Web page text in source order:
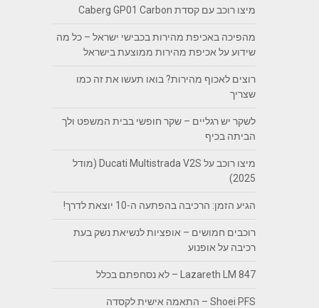
מיצו רוכב עם קסדת Caberg GP01 Carbon
מהפיכה באכיפת מהירות בכבישי ישראל – כל מה
שידוע על אכיפת מהירות ממוצעת בישראל
רוצים לאכוף מהירות? בואו תעשו את זה כמו
שצריך
לשקר יש רגליים – שקר חופשי בבית המשפט ולך
הביתה בכיף
מיצו רוכב על Ducati Multistrada V2S (מודל
2025)
הגיע הזמן: הרכיבה בהפתעה ה-10 יוצאת לדרך!
רוכבים חמושים – אופציות לנשיאת נשק בעת
רכיבה על אופנוע
Lazareth LM 847 – לא נסחפתם בכלל
Shoei PFS – התאמה אישית לקסדה